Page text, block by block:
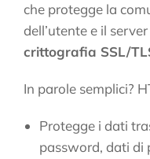
che protegge la
dell’utente e il
crittografia SSL/
In parole semplici?
Protegge i dati
password, dati di